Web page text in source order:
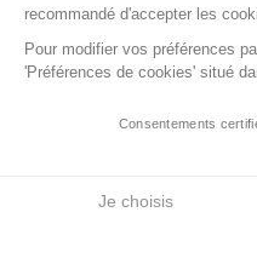
recommandé d'accepter les
Pour modifier vos préférences
'Préférences de cookies' situé
Consentements
Je choisis